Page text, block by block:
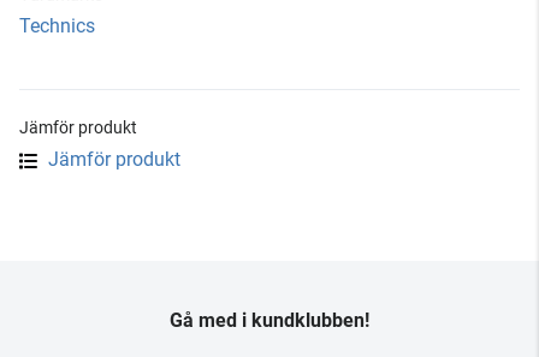
Technics
Jämför produkt
Jämför produkt
Gå med i kundklubben!